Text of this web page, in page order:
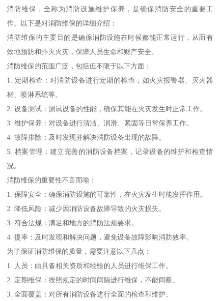
消防维保，全称为消防设施维护保养，是确保消防安全的重要工
作。以下是对消防维保的详细介绍：
消防维保的主要目的是确保消防设施在时候都能正常运行，从而有
效地预防和扑灭火灾，保障人员生命和财产安全。
消防维保的范围广泛，包括但不限于以下方面：
1. 定期检查：对消防设备进行定期的检查，如火灾报警器、灭火器
材、喷淋系统等。
2. 设备测试：测试设备的性能，确保其能在火灾发生时正常工作。
3. 维护保养：对设备进行清洁、润滑、紧固等日常保养工作。
4. 故障排除：及时发现并解决消防设备出现的故障。
5. 档案管理：建立完善的消防设备档案，记录设备的维护和检查情
况。
消防维保的重要性不言而喻：
1. 保障安全：确保消防设施的可靠性，在火灾发生时能发挥作用。
2. 降低风险：减少因消防设备故障导致的火灾损失。
3. 符合法规：满足和地方的消防法规要求。
4. 提率：及时发现和解决问题，避免设备故障影响消防效率。
为了保证消防维保的质量，需要注意以下几点：
1. 人员：由具备相关资质和经验的人员进行维保工作。
2. 定期维保：按照规定的时间间隔进行维保，不能间断。
3. 全面覆盖：对所有消防设备进行全面的检查和维护。